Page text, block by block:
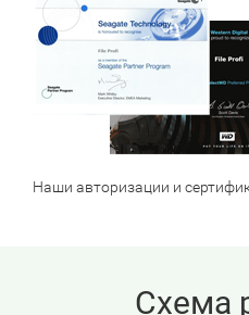
Наши авторизации и
Схема